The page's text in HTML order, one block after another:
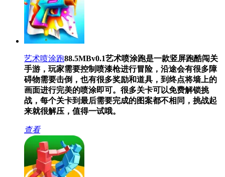
艺术喷涂跑88.5MBv0.1艺术喷涂跑是一款竖屏跑酷闯关
手游，玩家需要控制喷漆枪进行冒险，沿途会有很多障
碍物需要击倒，也有很多奖励和道具，到终点将墙上的
画面进行完美的喷涂即可。很多关卡可以免费解锁挑
战，每个关卡到最后需要完成的图案都不相同，挑战起
来就很解压，值得一试哦。
查看